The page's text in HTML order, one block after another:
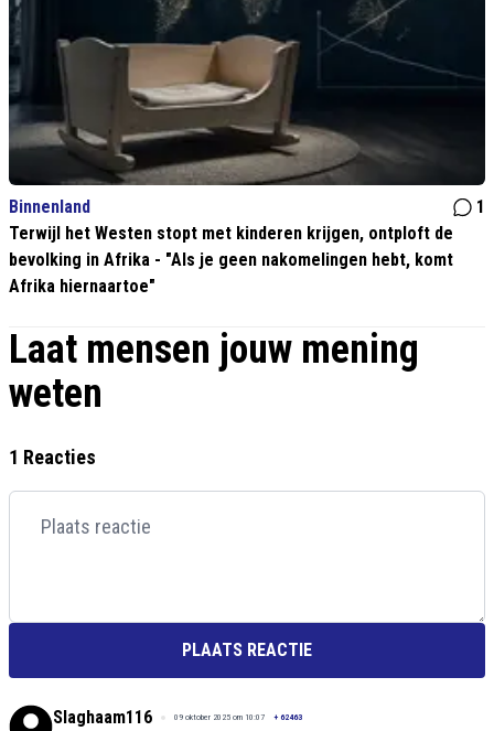
Binnenland
1
Terwijl het Westen stopt met kinderen krijgen, ontploft de
bevolking in Afrika - "Als je geen nakomelingen hebt, komt
Afrika hiernaartoe"
Laat mensen jouw mening
weten
1 Reacties
PLAATS REACTIE
Slaghaam116 09 oktober 2025 om 10:07 + 62463